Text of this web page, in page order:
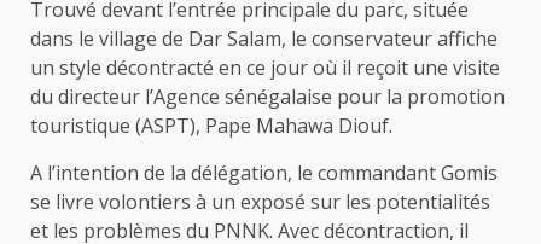
Trouvé devant l’entrée principale du parc, située
dans le village de Dar Salam, le conservateur affiche
un style décontracté en ce jour où il reçoit une visite
du directeur l’Agence sénégalaise pour la promotion
touristique (ASPT), Pape Mahawa Diouf.
A l’intention de la délégation, le commandant Gomis
se livre volontiers à un exposé sur les potentialités
et les problèmes du PNNK. Avec décontraction, il